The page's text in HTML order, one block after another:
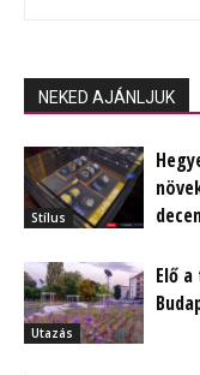
NEKED AJÁNLJUK
Stílus
Utazás
Elő